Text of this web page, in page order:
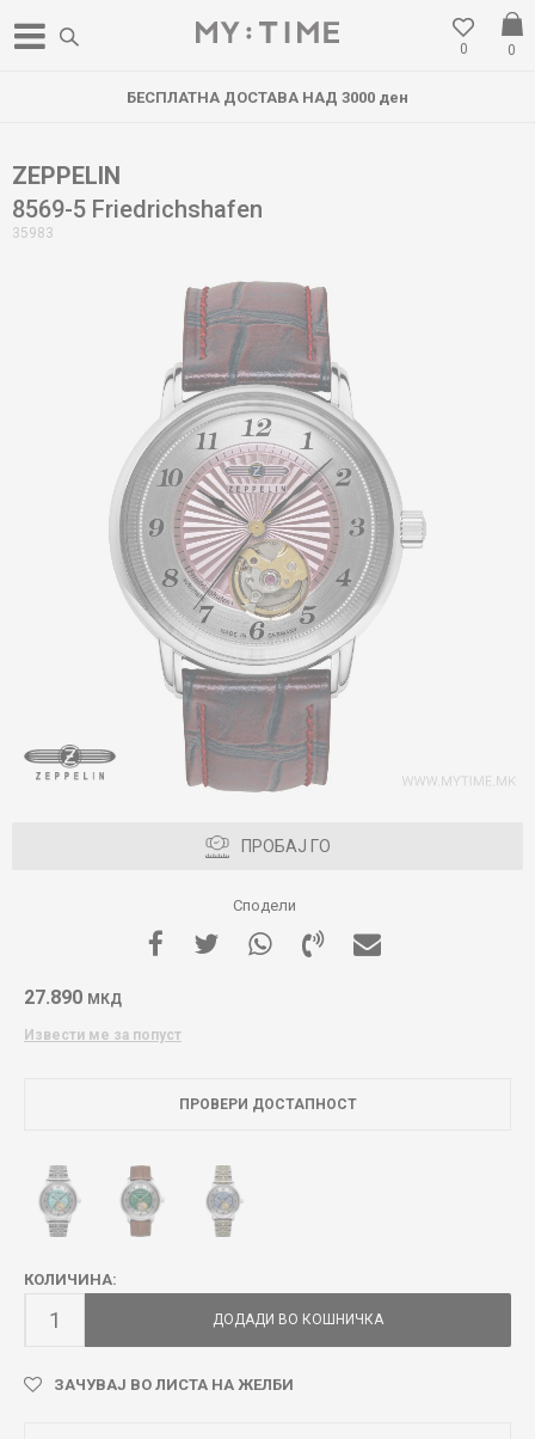
0
0
БЕСПЛАТНА ДОСТАВА НАД 3000 ден
ZEPPELIN
8569-5 Friedrichshafen
35983
ПРОБАЈ ГО
Сподели
27.890 МКД
Извести ме за попуст
ПРОВЕРИ ДОСТАПНОСТ
КОЛИЧИНА:
ДОДАДИ ВО КОШНИЧКА
ЗАЧУВАЈ ВО ЛИСТА НА ЖЕЛБИ